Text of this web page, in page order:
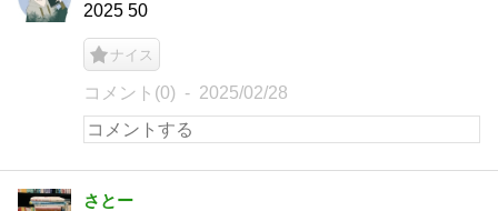
2025 50
ナイス
コメント(0) 2025/02/28
さとー